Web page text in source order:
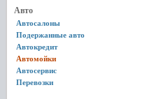
Авто
Автосалоны
Подержанные авто
Автокредит
Автомойки
Автосервис
Перевозки